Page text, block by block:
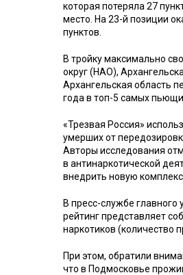
которая потеряла 27
место. На 23-й позиции
пунктов.
В тройку максимально
округ (НАО),
Архангельская область
года в топ-5 самых
«Трезвая Россия»
умерших от
Авторы исследования
в антинаркотической
внедрить новую
В пресс-службе главного
рейтинг представляет
наркотиков (количество
При этом, обратили
что в Подмосковье